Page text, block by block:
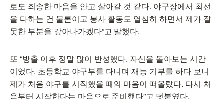
로도 죄송한 마음을 안고 살아갈 것 같다. 야구장에서 최선
을 다하는 건 물론이고 봉사 활동도 열심히 하면서 제가 잘
못한 부분을 갚아나가겠다”고 말했다.
또 “방출 이후 정말 많이 반성했다. 자신을 돌아보는 시간
이었다. 초등학교 야구부를 다니며 재능 기부를 하다 보니
제가 처음 야구를 시작했을 때의 마음이 떠올랐다. 다시 처
음부터 시작한다는 마음으로 준비했다”고 덧붙였다.